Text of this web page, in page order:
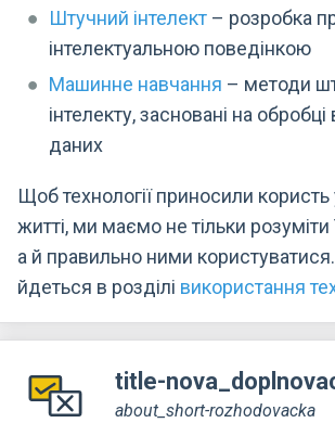
Штучний інтелект – розробка
інтелектуальною поведінкою
Машинне навчання – методи
інтелекту, засновані на
даних
Щоб технології приносили
житті, ми маємо не тільки розуміти
а й правильно ними
йдеться в розділі використання
title-
about_short-rozhodovacka